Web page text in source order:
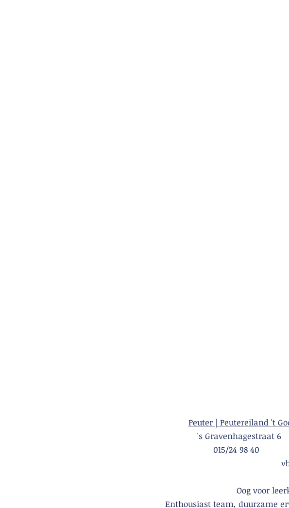
Peuter | Peutereiland 't
's
015/24
Oog voor
Enthousiast team, duurzame